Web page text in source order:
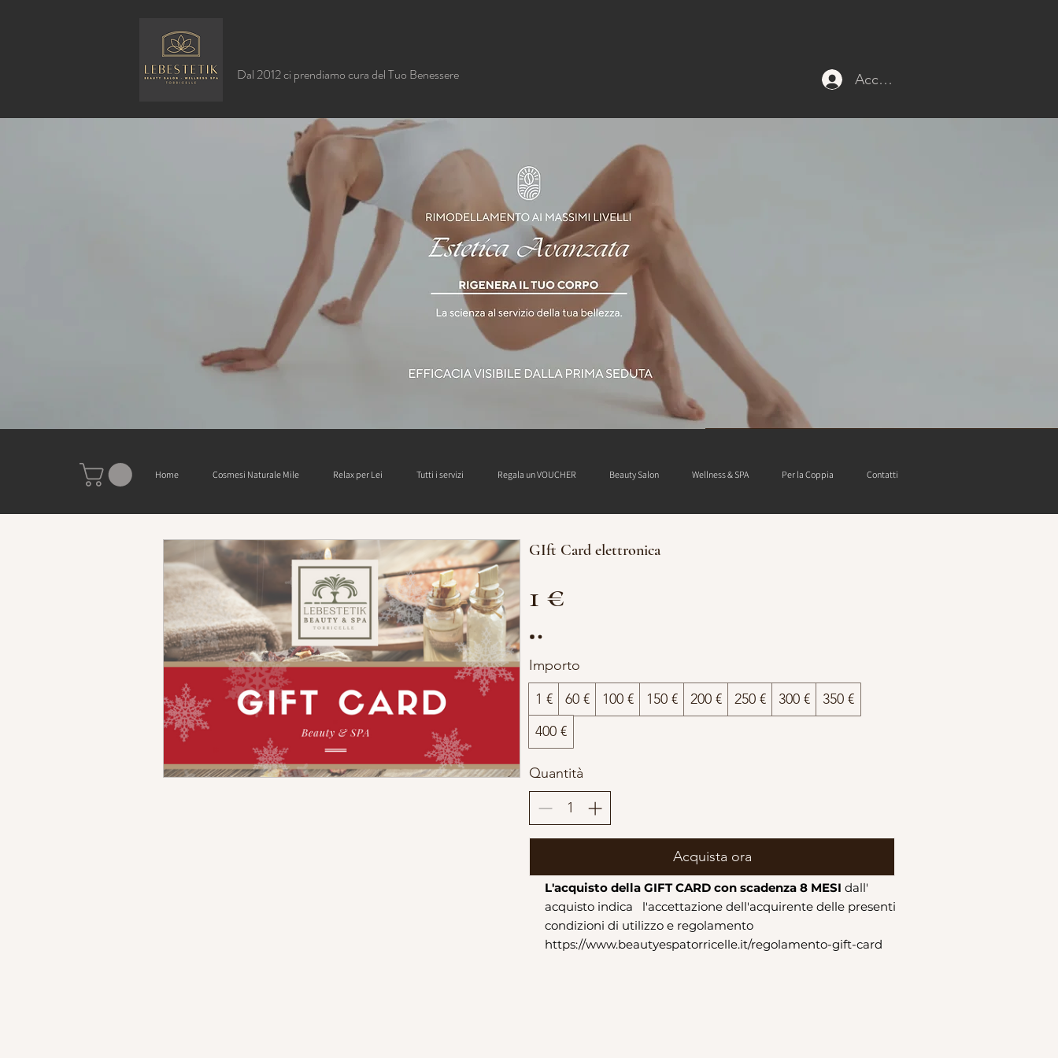
Dal 2012 ci prendiamo cura del Tuo Benessere Accedi
Home Cosmesi Naturale Mile Relax per Lei Tutti i servizi Regala un VOUCHER Beauty Salon Wellness & SPA Per la Coppia Contatti
GIft Card elettronica
1 €
Importo
1 €
60 € 100 € 150 € 200 € 250 € 300 €
350 €
400 €
Quantità
Acquista ora
L'acquisto della GIFT CARD con scadenza 8 MESI dall'
acquisto indica l'accettazione dell'acquirente delle presenti
condizioni di utilizzo e regolamento
https://www.beautyespatorricelle.it/regolamento-gift-card